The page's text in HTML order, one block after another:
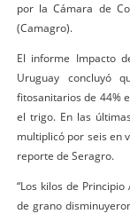
por la Cámara de
(Camagro).
El informe Impacto
Uruguay concluyó
fitosanitarios de 44%
el trigo. En las
multiplicó por seis en
reporte de Seragro.
“Los kilos de
de grano